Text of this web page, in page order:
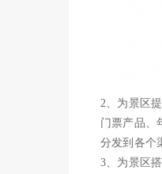
2、为景区
门票产品、
分发到各个
3、为景区